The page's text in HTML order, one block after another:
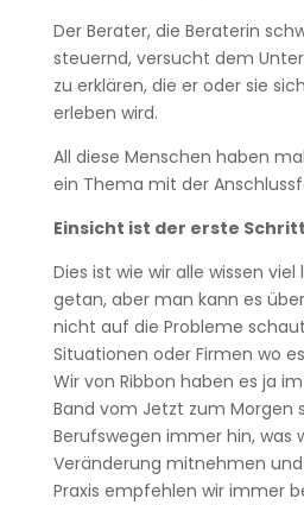
Der Berater, die Beraterin
steuernd, versucht dem
zu erklären, die er oder sie
erleben wird.
All diese Menschen haben
ein Thema mit der
Einsicht ist der erste
Dies ist wie wir alle wissen
getan, aber man kann es
nicht auf die Probleme
Situationen oder Firmen wo
Wir von Ribbon haben es ja
Band vom Jetzt zum Morgen
Berufswegen immer hin, was
Veränderung mitnehmen
Praxis empfehlen wir immer